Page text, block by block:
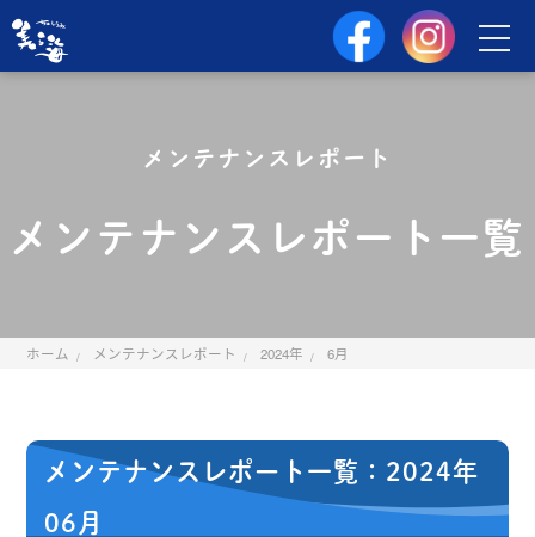
メンテナンスレポート
メンテナンスレポート一覧
ホーム メンテナンスレポート 2024年 6月
メンテナンスレポート一覧：2024年
06月